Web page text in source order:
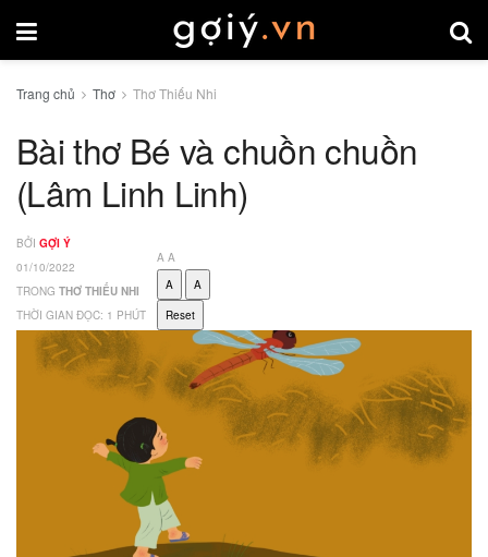
Trang chủ Thơ Thơ Thiếu Nhi
Bài thơ Bé và chuồn chuồn
(Lâm Linh Linh)
BỞI GỢI Ý
01/10/2022
TRONG THƠ THIẾU NHI
THỜI GIAN ĐỌC: 1 PHÚT
A A
A
A
Reset